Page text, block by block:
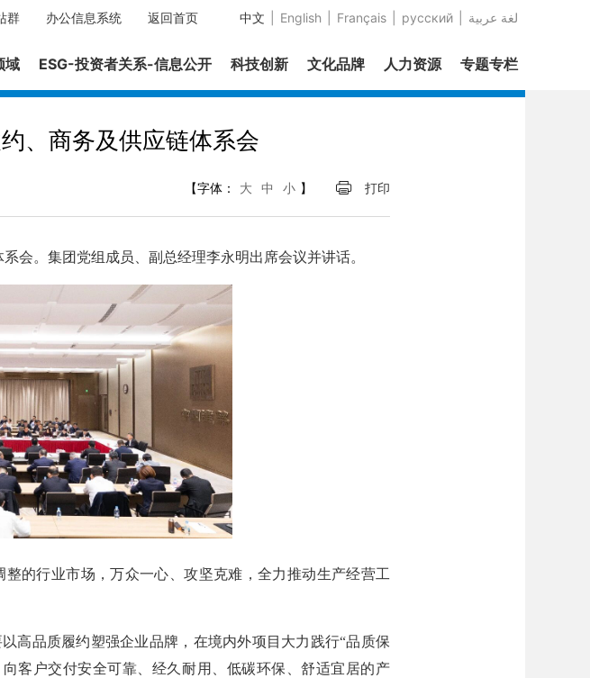
中文 English Français русский عربية‎ لغة 返回首页
办公信息系统
群
域 ESG-投资者关系-信息公开 科技创新 文化品牌 人力资源 专题专栏
、商务及供应链体系会
【字体： 大 中 小 】 打印
。集团党组成员、副总经理李永明出席会议并讲话。
行业市场，万众一心、攻坚克难，全力推动生产经营工
品质履约塑强企业品牌，在境内外项目大力践行“品质保
客户交付安全可靠、经久耐用、低碳环保、舒适宜居的产